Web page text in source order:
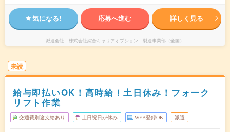
気になる! 応募へ進む 詳しく見る
派遣会社 株式会社綜合キャリアオプション 製造事業部（全国）
未読
給与即払いOK！高時給！土日休み！フォーク
リフト作業
交通費別途支給あり 土日祝日が休み WEB登録OK 派遣